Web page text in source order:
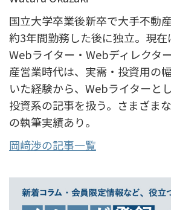
国立大学卒業後新卒で大手不動
約3年間勤務した後に独立。現
Webライター・Webディレクタ
産営業時代は、実需・投資用の
いた経験から、Webライターと
投資系の記事を扱う。さまざま
の執筆実績あり。
岡﨑渉の記事一覧